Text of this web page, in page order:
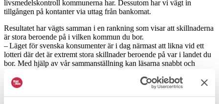
livsmedelskontroll kommunerna har. Dessutom har vi vägt in
tillgången på ­kontanter via uttag från bankomat.
Resultatet har vägts samman i en rankning som visar att skillnaderna
är stora beroende på i vilken kommun du bor.
– Läget för svenska konsumenter är i dag närmast att likna vid ett
lotteri där det är extremt stora skillnader beroende på var i landet du
bor. Med hjälp av vår sammanställning kan läsarna snabbt och
enkelt se hur det står till i den egna kommunen och jämföra med
andra, säger Råd & Röns chefredaktör Daniel Kjellberg.
Bäst service kan du vänta dig om du bor i Härryda. Kommunen får